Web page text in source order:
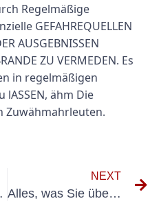
Regelmäßige
GEFAHREQUELLEN
AUSGEBNISSEN
ZU VERMEDEN. Es
in regelmäßigen
ähm Die
Zuwähmahrleuten.
NEXT
Alles, was Sie über den SachverständiNprüfung Elektroanlagen wissen müssen